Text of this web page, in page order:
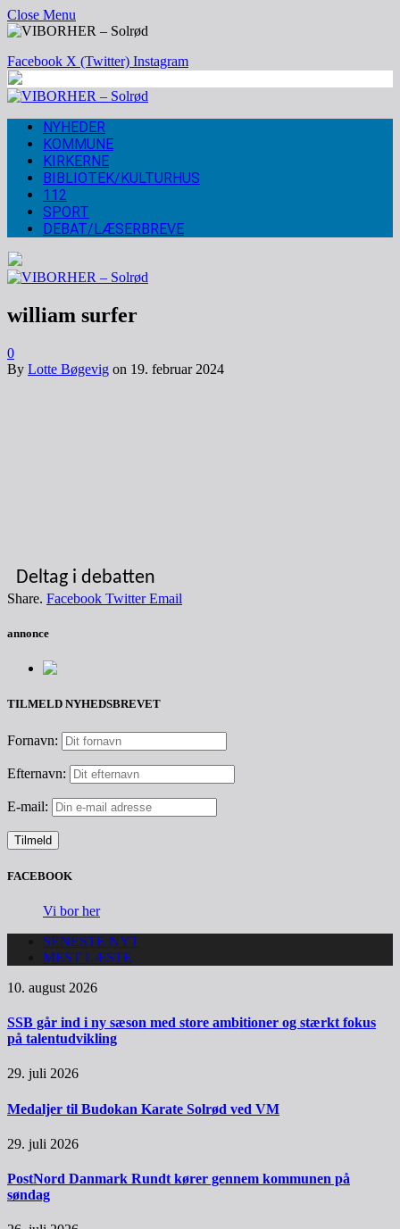
Close Menu
Facebook X (Twitter) Instagram
NYHEDER
KOMMUNE
KIRKERNE
BIBLIOTEK/KULTURHUS
112
SPORT
DEBAT/LÆSERBREVE
william surfer
0
By Lotte Bøgevig on 19. februar 2024
Deltag i debatten
Share. Facebook Twitter Email
annonce
TILMELD NYHEDSBREVET
Fornavn:
Efternavn:
E-mail:
FACEBOOK
Vi bor her
SENESTE NYT
MEST LÆSTE
10. august 2026
SSB går ind i ny sæson med store ambitioner og stærkt fokus
på talentudvikling
29. juli 2026
Medaljer til Budokan Karate Solrød ved VM
29. juli 2026
PostNord Danmark Rundt kører gennem kommunen på
søndag